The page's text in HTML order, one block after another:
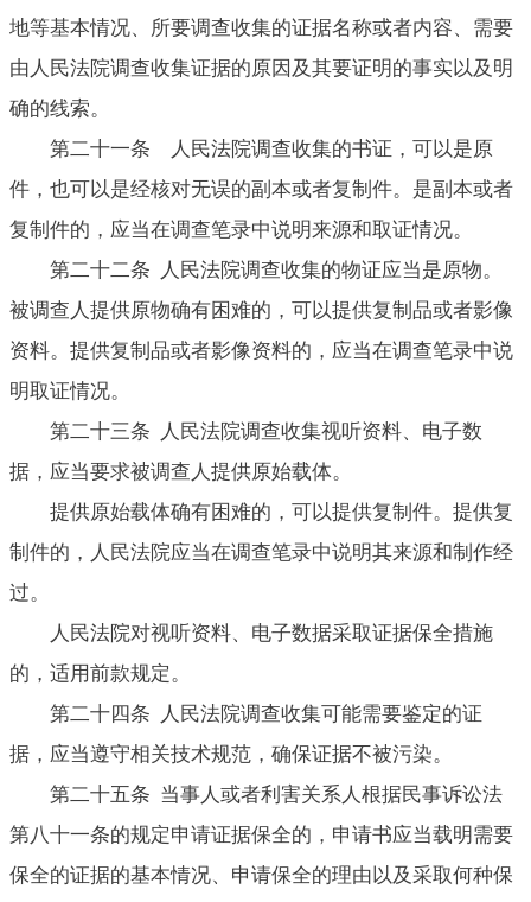
地等基本情况、所要调查收集的证据名称或者内容、需要
由人民法院调查收集证据的原因及其要证明的事实以及明
确的线索。
第二十一条 人民法院调查收集的书证，可以是原
件，也可以是经核对无误的副本或者复制件。是副本或者
复制件的，应当在调查笔录中说明来源和取证情况。
第二十二条 人民法院调查收集的物证应当是原物。
被调查人提供原物确有困难的，可以提供复制品或者影像
资料。提供复制品或者影像资料的，应当在调查笔录中说
明取证情况。
第二十三条 人民法院调查收集视听资料、电子数
据，应当要求被调查人提供原始载体。
提供原始载体确有困难的，可以提供复制件。提供复
制件的，人民法院应当在调查笔录中说明其来源和制作经
过。
人民法院对视听资料、电子数据采取证据保全措施
的，适用前款规定。
第二十四条 人民法院调查收集可能需要鉴定的证
据，应当遵守相关技术规范，确保证据不被污染。
第二十五条 当事人或者利害关系人根据民事诉讼法
第八十一条的规定申请证据保全的，申请书应当载明需要
保全的证据的基本情况、申请保全的理由以及采取何种保